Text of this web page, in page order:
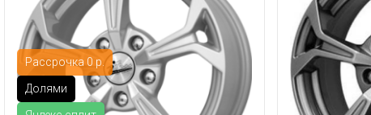
Рассрочка 0 р.
Долями